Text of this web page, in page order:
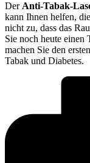
Der Anti-Tabak-
kann Ihnen helfen,
nicht zu, dass das
Sie noch heute einen
machen Sie den
Tabak und Diabetes.